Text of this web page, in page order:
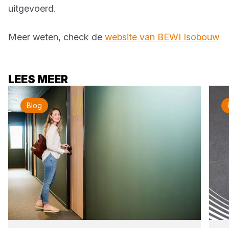
uitgevoerd.
Meer weten, check de website van BEWI Isobouw
LEES MEER
Blog